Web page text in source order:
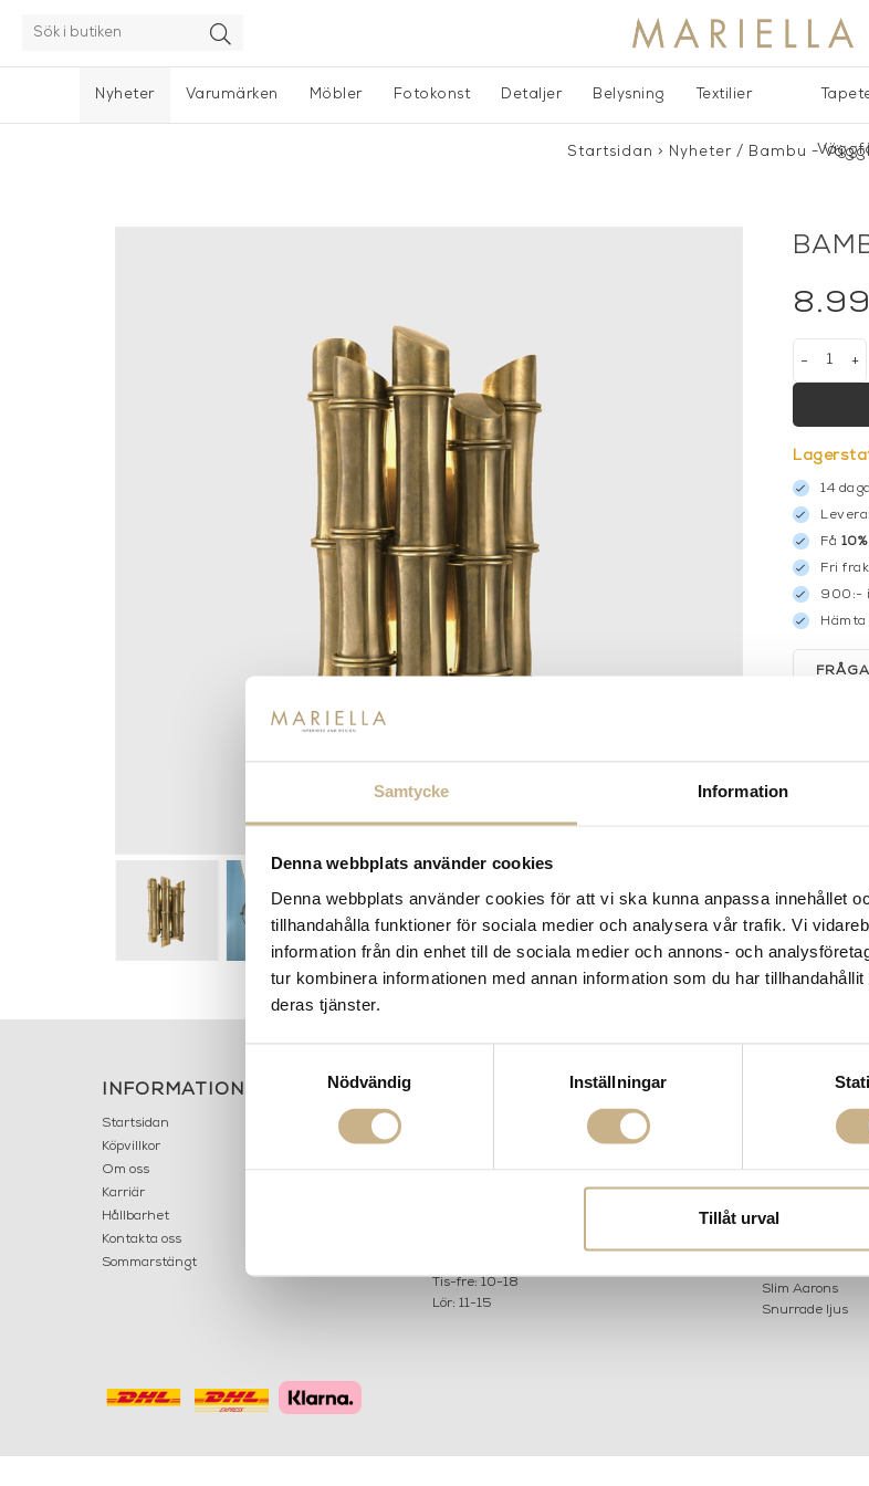
Samtycke Information
Denna webbplats använder cookies
Denna webbplats använder cookies för att vi ska kunna anpassa innehållet
tillhandahålla funktioner för sociala medier och analysera vår trafik. Vi
information från din enhet till de sociala medier och annons- och
tur kombinera informationen med annan information som du har
deras tjänster.
Nödvändig
Inställningar
Tillåt urval
Nyheter Varumärken Möbler Fotokonst Detaljer Belysning Textilier
Startsidan > Nyheter/ Bambu -
+
-
14
Få
Fri
900:- i
INFORMATION
Startsidan
Köpvillkor
Om oss
Karriär
Hållbarhet
Kontakta oss
Sommarstängt
Tis-fre: 10-18
Lör: 11-15
Layered
Louise Roe
Mateus
Slim Aarons
Snurrade ljus